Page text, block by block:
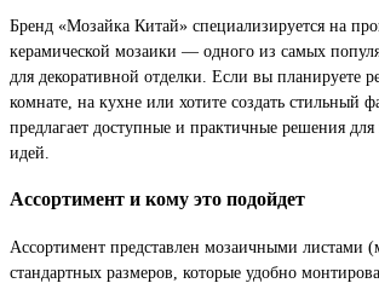
Бренд «Мозайка Китай» специализируется на
керамической мозаики — одного из самых
для декоративной отделки. Если вы планируете
комнате, на кухне или хотите создать стильный
предлагает доступные и практичные решения
идей.
Ассортимент и кому это подойдет
Ассортимент представлен мозаичными листами
стандартных размеров, которые удобно